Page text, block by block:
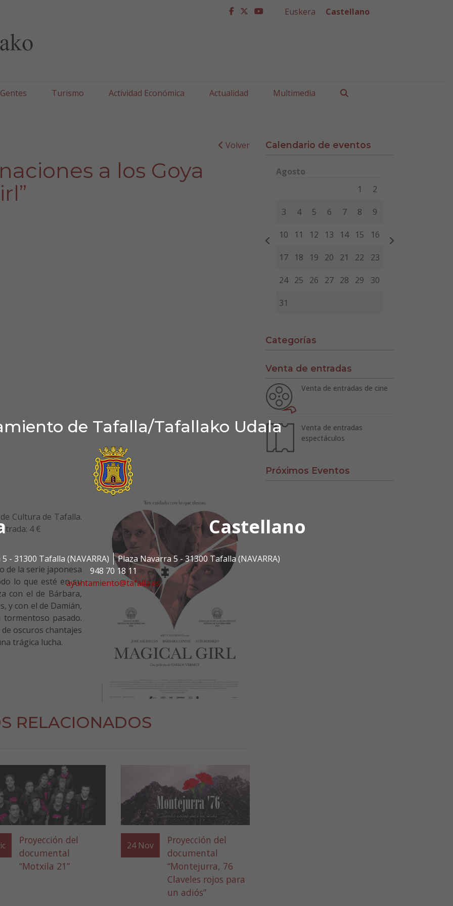
de Tafalla/Tafallako Udala
Castellano
- 31300 Tafalla (NAVARRA)
Plaza Navarra 5 - 31300 Tafalla (NAVARRA)
948 70 18 11
ayuntamiento@tafalla.es
facebook
twitter
youtube
Euskera Castellano
Turismo Actividad Económica Actualidad Multimedia
Volver
a los Goya
Cultura de Tafalla.
4 €
de la serie japonesa
lo que esté en su
con el de Bárbara,
y con el de Damián,
pasado.
oscuros chantajes
trágica lucha.
RELACIONADOS
Proyección del
documental
“Motxila 21”
24 Nov
Proyección del
documental
“Montejurra, 76
Claveles rojos para
un adiós”
Calendario de eventos
Agosto
Miércoles Jueves
1 2
3 4 5 6 7 8 9
10 11 12 13 14 15 16
17 18 19 20 21 22 23
24 25 26 27 28 29 30
31
Categorías
Venta de entradas
Venta de entradas de cine
Venta de entradas
espectáculos
Próximos Eventos